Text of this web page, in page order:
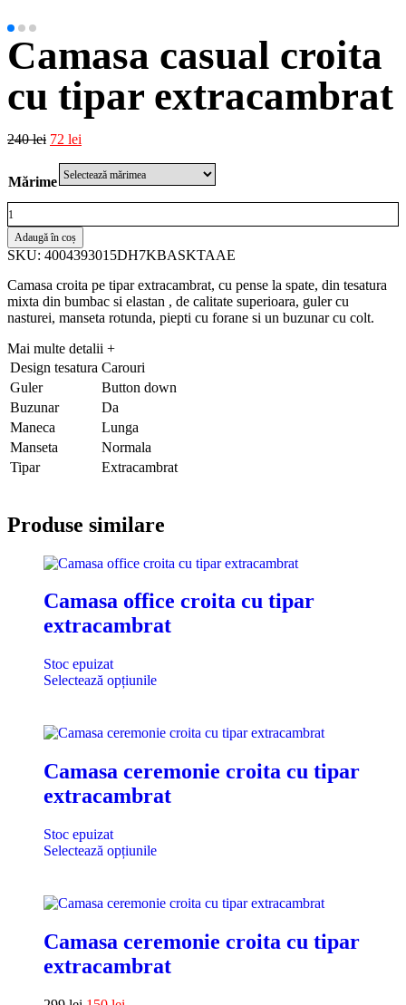
Camasa casual croita
cu tipar extracambrat
240lei 72 lei
Mărime
Adaugă în coș
SKU: 4004393015DH7KBASKTAAE
Camasa croita pe tipar extracambrat, cu pense la spate, din tesatura
mixta din bumbac si elastan , de calitate superioara, guler cu
nasturei, manseta rotunda, piepti cu forane si un buzunar cu colt.
Mai multe detalii +
Design tesatura Carouri
Guler
Button down
Buzunar
Da
Maneca
Lunga
Manseta
Normala
Tipar
Extracambrat
Produse similare
Camasa office croita cu tipar
extracambrat
Stoc epuizat
Selectează opțiunile
Camasa ceremonie croita cu tipar
extracambrat
Stoc epuizat
Selectează opțiunile
Camasa ceremonie croita cu tipar
extracambrat